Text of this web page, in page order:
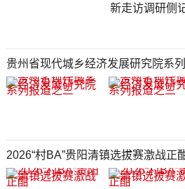
新走访调研侧
贵州省现代城乡经济发展研究院系
2026“村BA”贵阳清镇选拔赛激战正